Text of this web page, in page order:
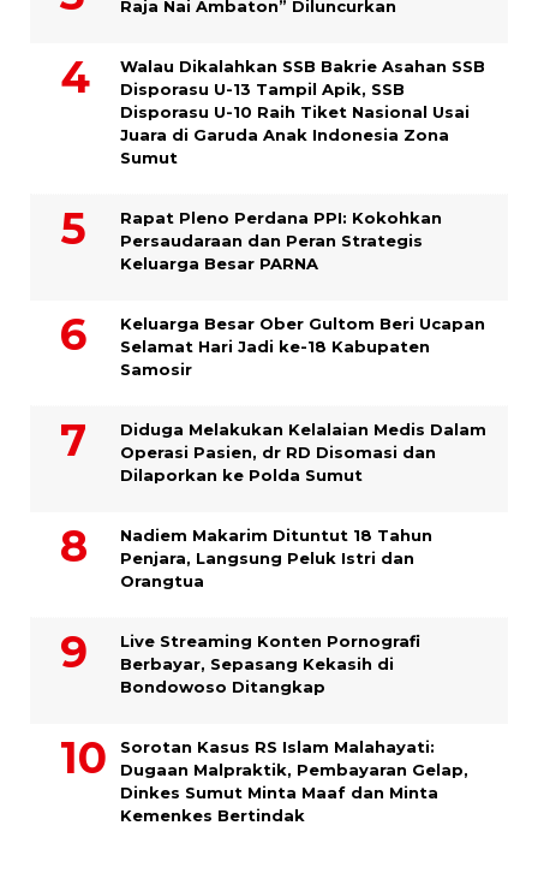
Raja Nai Ambaton” Diluncurkan
Walau Dikalahkan SSB Bakrie Asahan SSB
Disporasu U-13 Tampil Apik, SSB
Disporasu U-10 Raih Tiket Nasional Usai
Juara di Garuda Anak Indonesia Zona
Sumut
Rapat Pleno Perdana PPI: Kokohkan
Persaudaraan dan Peran Strategis
Keluarga Besar PARNA
Keluarga Besar Ober Gultom Beri Ucapan
Selamat Hari Jadi ke-18 Kabupaten
Samosir
Diduga Melakukan Kelalaian Medis Dalam
Operasi Pasien, dr RD Disomasi dan
Dilaporkan ke Polda Sumut
​Nadiem Makarim Dituntut 18 Tahun
Penjara, Langsung Peluk Istri dan
Orangtua
Live Streaming Konten Pornografi
Berbayar, Sepasang Kekasih di
Bondowoso Ditangkap
Sorotan Kasus RS Islam Malahayati:
Dugaan Malpraktik, Pembayaran Gelap,
Dinkes Sumut Minta Maaf dan Minta
Kemenkes Bertindak